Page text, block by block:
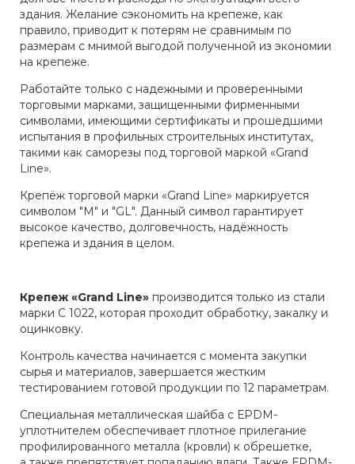
здания. Желание сэкономить на крепеже, как
правило, приводит к потерям не сравнимым по
размерам с мнимой выгодой полученной из экономии
на крепеже.
Работайте только с надежными и проверенными
торговыми марками, защищенными фирменными
символами, имеющими сертификаты и прошедшими
испытания в профильных строительных институтах,
такими как саморезы под торговой маркой «Grand
Line».
Крепёж торговой марки «Grand Line» маркируется
символом "М" и "GL". Данный символ гарантирует
высокое качество, долговечность, надёжность
крепежа и здания в целом.
Крепеж «Grand Line» производится только из стали
марки С 1022, которая проходит обработку, закалку и
оцинковку.
Контроль качества начинается с момента закупки
сырья и материалов, завершается жестким
тестированием готовой продукции по 12 параметрам.
Специальная металлическая шайба с ЕРDМ-
уплотнителем обеспечивает плотное прилегание
профилированного металла (кровли) к обрешетке,